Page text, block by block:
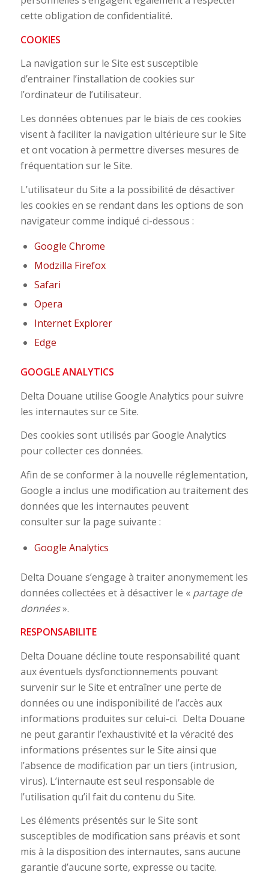
cette obligation de confidentialité.
COOKIES
La navigation sur le Site est susceptible
d’entrainer l’installation de cookies sur
l’ordinateur de l’utilisateur.
Les données obtenues par le biais de ces cookies
visent à faciliter la navigation ultérieure sur le Site
et ont vocation à permettre diverses mesures de
fréquentation sur le Site.
L’utilisateur du Site a la possibilité de désactiver
les cookies en se rendant dans les options de son
navigateur comme indiqué ci-dessous :
Google Chrome
Modzilla Firefox
Safari
Opera
Internet Explorer
Edge
GOOGLE ANALYTICS
Delta Douane utilise Google Analytics pour suivre
les internautes sur ce Site.
Des cookies sont utilisés par Google Analytics
pour collecter ces données.
Afin de se conformer à la nouvelle réglementation,
Google a inclus une modification au traitement des
données que les internautes peuvent
consulter sur la page suivante :
Google Analytics
Delta Douane s’engage à traiter anonymement les
données collectées et à désactiver le « partage de
données».
RESPONSABILITE
Delta Douane décline toute responsabilité quant
aux éventuels dysfonctionnements pouvant
survenir sur le Site et entraîner une perte de
données ou une indisponibilité de l’accès aux
informations produites sur celui-ci. Delta Douane
ne peut garantir l’exhaustivité et la véracité des
informations présentes sur le Site ainsi que
l’absence de modification par un tiers (intrusion,
virus). L’internaute est seul responsable de
l’utilisation qu’il fait du contenu du Site.
Les éléments présentés sur le Site sont
susceptibles de modification sans préavis et sont
mis à la disposition des internautes, sans aucune
garantie d’aucune sorte, expresse ou tacite.